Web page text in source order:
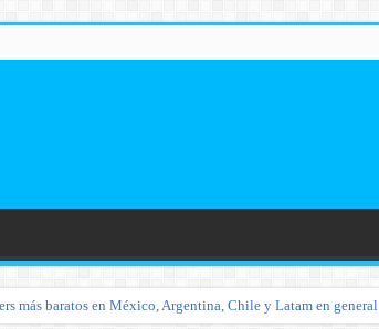
más baratos en México, Argentina, Chile y Latam en general